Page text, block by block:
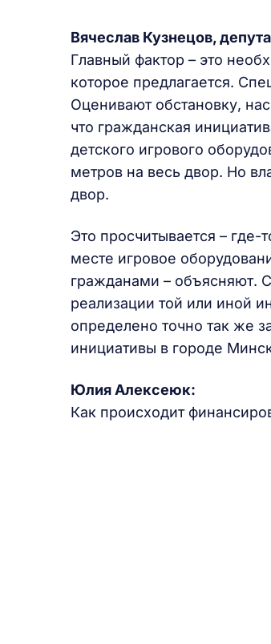
Вячеслав Кузнецов,
Главный фактор – это
которое предлагается.
Оценивают обстановку,
что гражданская
детского игрового
метров на весь двор. Но
двор.
Это просчитывается – где-
месте игровое
гражданами – объясняют.
реализации той или иной
определено точно так же
инициативы в городе
Юлия Алексеюк:
Как происходит